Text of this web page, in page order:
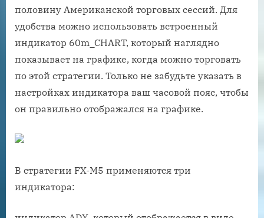
половину Американской торговых сессий. Для
удобства можно использовать встроенный
индикатор 60m_CHART, который наглядно
показывает на графике, когда можно торговать
по этой стратегии. Только не забудьте указать в
настройках индикатора ваш часовой пояс, чтобы
он правильно отображался на графике.
В стратегии FX-M5 применяются три
индикатора: